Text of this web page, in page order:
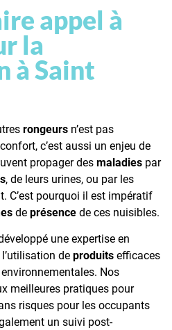
appel à
la
à Saint
rongeurs n’est pas
c’est aussi un enjeu de
propager des maladies par
, de leurs urines, ou par les
C’est pourquoi il est impératif
de présence de ces nuisibles.
une expertise en
de produits efficaces
Nos
meilleures pratiques pour
risques pour les occupants
un suivi post-